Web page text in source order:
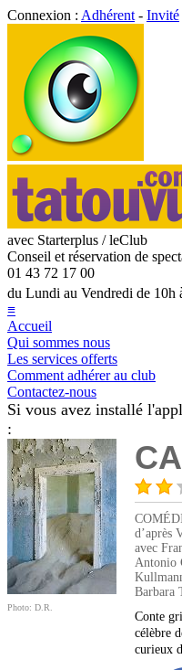
Connexion : Adhérent - Invité
avec Starterplus / leClub
Conseil et réservation de
01 43 72 17 00
du Lundi au Vendredi de
≡
Accueil
Qui sommes nous
Les services offerts
Comment adhérer au club
Contactez-nous
Si vous avez installé
:
Photo: D.R.
d’après
avec
Antonio
Barbara
Conte
célèbre
curieux